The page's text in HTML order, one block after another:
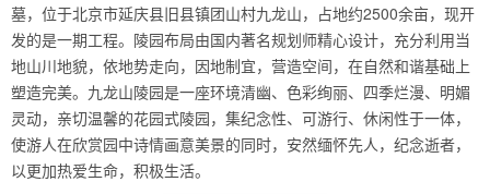
墓，位于北京市延庆县旧县镇团山村九龙山，占地约2500余亩，现开
发的是一期工程。陵园布局由国内著名规划师精心设计，充分利用当
地山川地貌，依地势走向，因地制宜，营造空间，在自然和谐基础上
塑造完美。九龙山陵园是一座环境清幽、色彩绚丽、四季烂漫、明媚
灵动，亲切温馨的花园式陵园，集纪念性、可游行、休闲性于一体，
使游人在欣赏园中诗情画意美景的同时，安然缅怀先人，纪念逝者，
以更加热爱生命，积极生活。